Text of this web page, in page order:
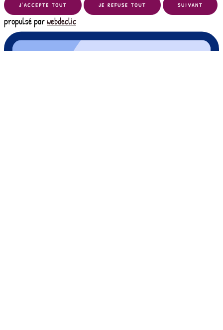
J’ACCEPTE TOUT JE REFUSE TOUT SUIVANT
propulsé parwebdeclic